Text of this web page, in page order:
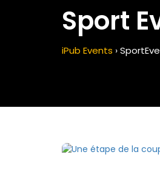
Sport
iPub Events ›Sport